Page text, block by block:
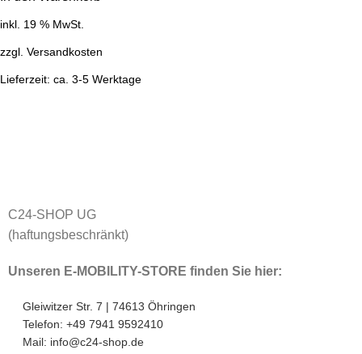
inkl. 19 % MwSt.
zzgl. Versandkosten
Lieferzeit: ca. 3-5 Werktage
C24-SHOP UG
(haftungsbeschränkt)
Unseren E-MOBILITY-STORE finden Sie hier:
Gleiwitzer Str. 7 | 74613 Öhringen
Telefon: +49 7941 9592410
Mail: info@c24-shop.de